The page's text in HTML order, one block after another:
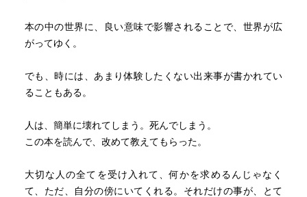
本の中の世界に、良い意味で影響されることで、世界が広
がってゆく。
でも、時には、あまり体験したくない出来事が書かれてい
ることもある。
人は、簡単に壊れてしまう。死んでしまう。
この本を読んで、改めて教えてもらった。
大切な人の全てを受け入れて、何かを求めるんじゃなく
て、ただ、自分の傍にいてくれる。それだけの事が、とて